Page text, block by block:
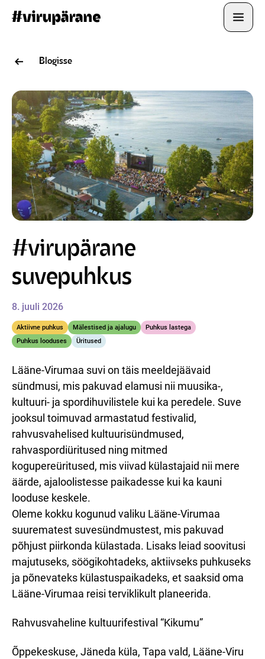
Blogisse
#virupärane
suvepuhkus
8. juuli 2026
Aktiivne puhkus Mälestised ja ajalugu
Puhkus lastega
Puhkus looduses
Üritused
Lääne-Virumaa suvi on täis meeldejäävaid
sündmusi, mis pakuvad elamusi nii muusika-,
kultuuri- ja spordihuvilistele kui ka peredele. Suve
jooksul toimuvad armastatud festivalid,
rahvusvahelised kultuurisündmused,
rahvaspordiüritused ning mitmed
kogupereüritused, mis viivad külastajaid nii mere
äärde, ajaloolistesse paikadesse kui ka kauni
looduse keskele.
Oleme kokku kogunud valiku Lääne-Virumaa
suurematest suvesündmustest, mis pakuvad
põhjust piirkonda külastada. Lisaks leiad soovitusi
majutuseks, söögikohtadeks, aktiivseks puhkuseks
ja põnevateks külastuspaikadeks, et saaksid oma
Lääne-Virumaa reisi terviklikult planeerida.
Rahvusvaheline kultuurifestival “Kikumu”
Õppekeskuse, Jäneda küla, Tapa vald, Lääne-Viru